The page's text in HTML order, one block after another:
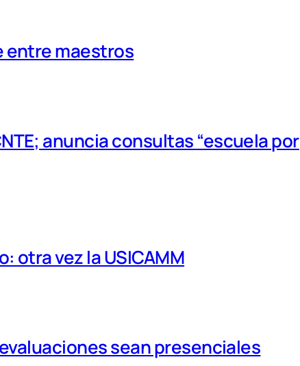
entre maestros
anuncia consultas “escuela por
otra vez la USICAMM
sean presenciales